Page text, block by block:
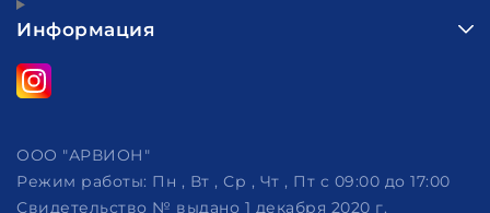
Информация
ООО "АРВИОН"
Режим работы: Пн , Вт , Ср , Чт , Пт c 09:00 до 17:00
Свидетельство № выдано 1 декабря 2020 г.